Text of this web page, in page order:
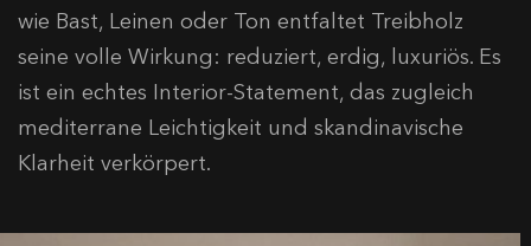
wie Bast, Leinen oder Ton entfaltet Treibholz
seine volle Wirkung: reduziert, erdig, luxuriös. Es
ist ein echtes Interior-Statement, das zugleich
mediterrane Leichtigkeit und skandinavische
Klarheit verkörpert.